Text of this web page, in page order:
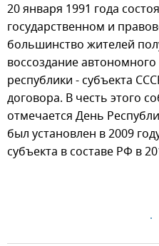
20 января 1991 года
государственном и
большинство жителей
воссоздание автономного
республики - субъекта
договора. В честь этого
отмечается День
был установлен в 2009
субъекта в составе РФ в